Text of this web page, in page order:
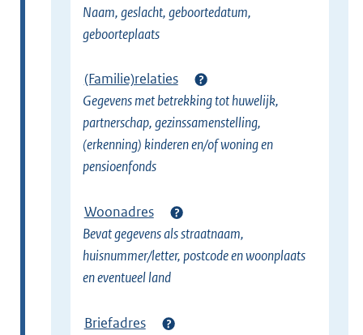
k
Naam, geslacht, geboortedatum,
geboorteplaats
(Familie)relaties
Gegevens met betrekking tot huwelijk,
partnerschap, gezinssamenstelling,
(erkenning) kinderen en/of woning en
pensioenfonds
Woonadres
Bevat gegevens als straatnaam,
huisnummer/letter, postcode en woonplaats
en eventueel land
Briefadres